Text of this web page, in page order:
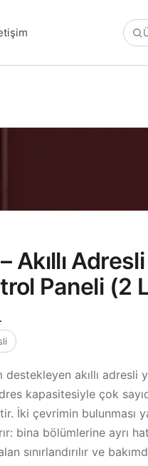
Akıllı
Paneli (2
akıllı adresli
kapasitesiyle çok
İki çevrimin bulunması
bina bölümlerine ayrı
sınırlandırılır ve